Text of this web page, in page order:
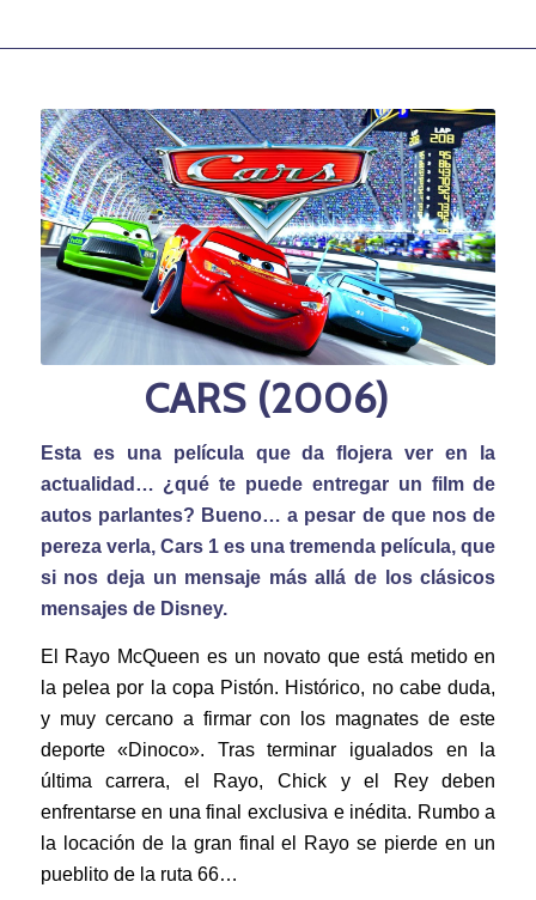
CARS (2006)
Esta es una película que da flojera ver en la
actualidad… ¿qué te puede entregar un film de
autos parlantes? Bueno… a pesar de que nos de
pereza verla, Cars 1 es una tremenda película, que
si nos deja un mensaje más allá de los clásicos
mensajes de Disney.
El Rayo McQueen es un novato que está metido en
la pelea por la copa Pistón. Histórico, no cabe duda,
y muy cercano a firmar con los magnates de este
deporte «Dinoco». Tras terminar igualados en la
última carrera, el Rayo, Chick y el Rey deben
enfrentarse en una final exclusiva e inédita. Rumbo a
la locación de la gran final el Rayo se pierde en un
pueblito de la ruta 66…